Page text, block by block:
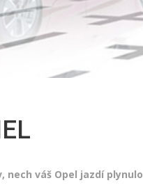
nech váš Opel jazdí plynulo